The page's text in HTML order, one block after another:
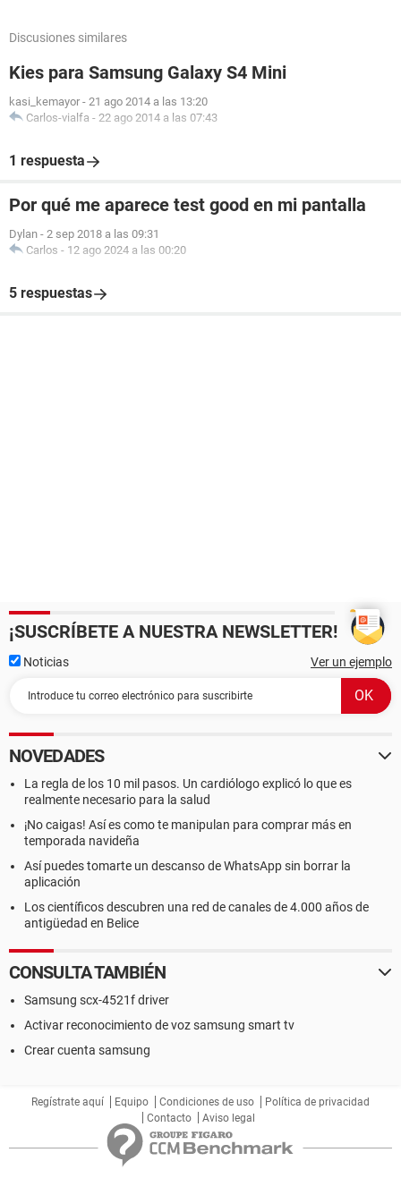
Discusiones similares
Kies para Samsung Galaxy S4 Mini
kasi_kemayor - 21 ago 2014 a las 13:20
Carlos-vialfa - 22 ago 2014 a las 07:43
1 respuesta
Por qué me aparece test good en mi pantalla
Dylan - 2 sep 2018 a las 09:31
Carlos - 12 ago 2024 a las 00:20
5 respuestas
¡SUSCRÍBETE A NUESTRA NEWSLETTER!
Noticias Ver un ejemplo
NOVEDADES
La regla de los 10 mil pasos. Un cardiólogo explicó lo que es
realmente necesario para la salud
¡No caigas! Así es como te manipulan para comprar más en
temporada navideña
Así puedes tomarte un descanso de WhatsApp sin borrar la
aplicación
Los científicos descubren una red de canales de 4.000 años de
antigüedad en Belice
CONSULTA TAMBIÉN
Samsung scx-4521f driver
Activar reconocimiento de voz samsung smart tv
Crear cuenta samsung
Regístrate aquí Equipo Condiciones de uso
Política de privacidad
Contacto
Aviso legal